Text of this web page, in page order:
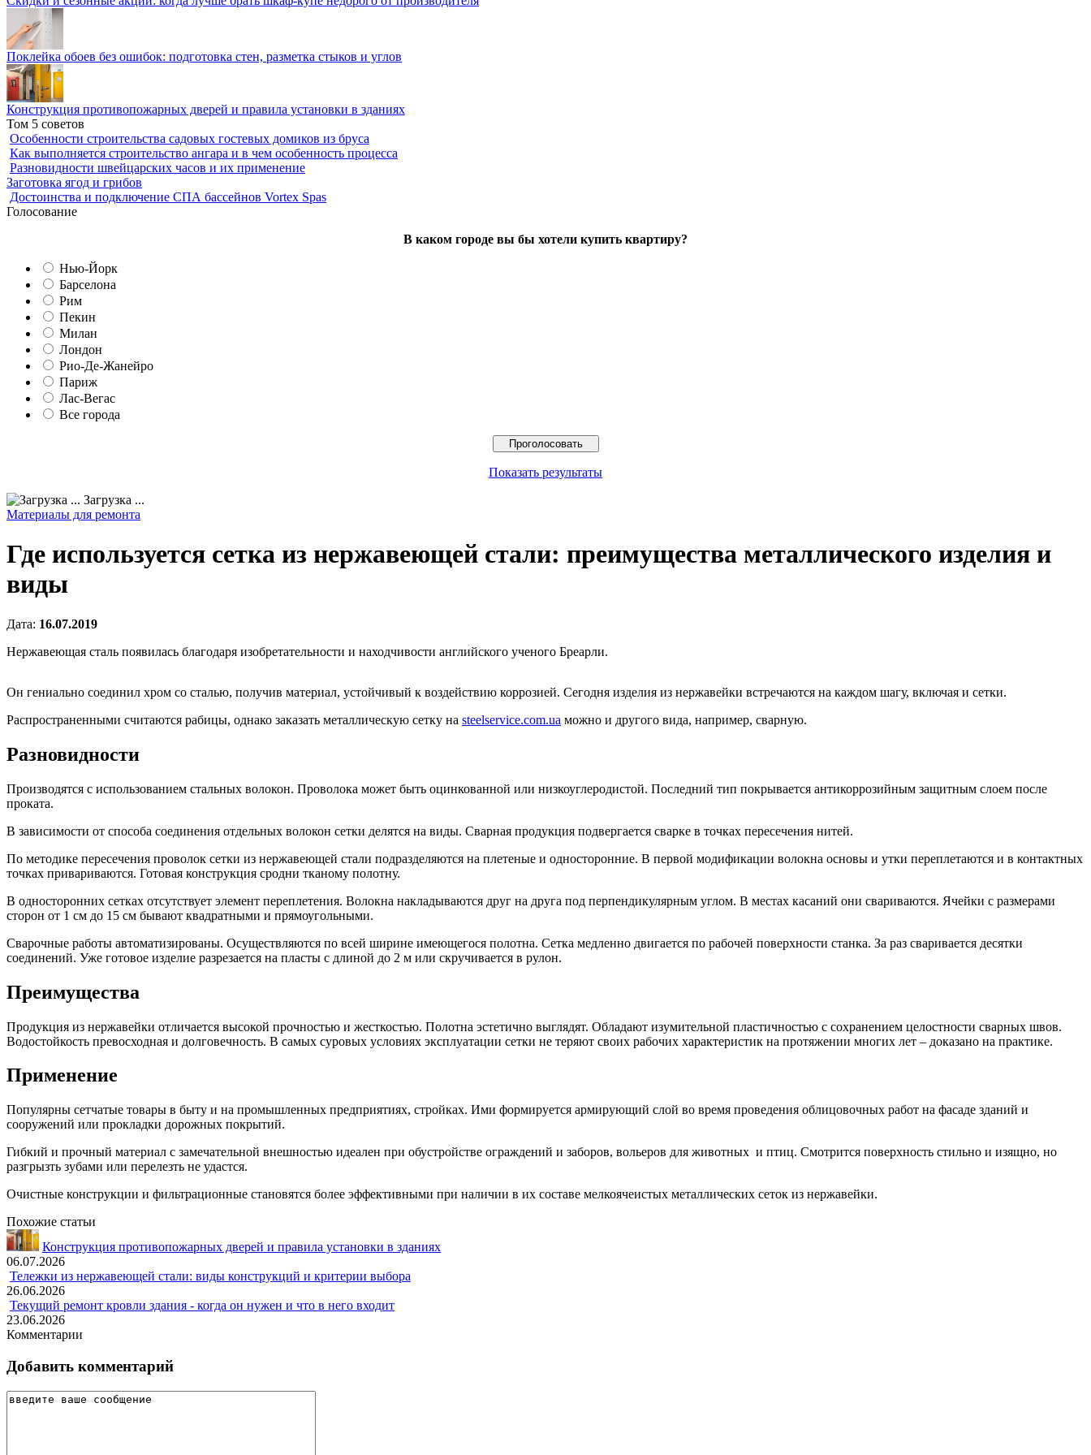
Поклейка обоев без ошибок: подготовка стен, разметка стыков и углов
Конструкция противопожарных дверей и правила установки в зданиях
Том 5 советов
Особенности строительства садовых гостевых домиков из бруса
Как выполняется строительство ангара и в чем особенность процесса
Разновидности швейцарских часов и их применение
Заготовка ягод и грибов
Достоинства и подключение СПА бассейнов Vortex Spas
Голосование
В каком городе вы бы хотели купить квартиру?
Нью-Йорк
Барселона
Рим
Пекин
Милан
Лондон
Рио-Де-Жанейро
Париж
Лас-Вегас
Все города
Показать результаты
Загрузка ...
Материалы для ремонта
Где используется сетка из нержавеющей стали: преимущества металлического изделия и
виды
Дата: 16.07.2019
Нержавеющая сталь появилась благодаря изобретательности и находчивости английского ученого Бреарли.
Он гениально соединил хром со сталью, получив материал, устойчивый к воздействию коррозией. Сегодня изделия из нержавейки встречаются на каждом шагу, включая и сетки.
Распространенными считаются рабицы, однако заказать металлическую сетку на steelservice.com.ua можно и другого вида, например, сварную.
Разновидности
Производятся с использованием стальных волокон. Проволока может быть оцинкованной или низкоуглеродистой. Последний тип покрывается антикоррозийным защитным слоем после
проката.
В зависимости от способа соединения отдельных волокон сетки делятся на виды. Сварная продукция подвергается сварке в точках пересечения нитей.
По методике пересечения проволок сетки из нержавеющей стали подразделяются на плетеные и односторонние. В первой модификации волокна основы и утки переплетаются и в контактных
точках привариваются. Готовая конструкция сродни тканому полотну.
В односторонних сетках отсутствует элемент переплетения. Волокна накладываются друг на друга под перпендикулярным углом. В местах касаний они свариваются. Ячейки с размерами
сторон от 1 см до 15 см бывают квадратными и прямоугольными.
Сварочные работы автоматизированы. Осуществляются по всей ширине имеющегося полотна. Сетка медленно двигается по рабочей поверхности станка. За раз сваривается десятки
соединений. Уже готовое изделие разрезается на пласты с длиной до 2 м или скручивается в рулон.
Преимущества
Продукция из нержавейки отличается высокой прочностью и жесткостью. Полотна эстетично выглядят. Обладают изумительной пластичностью с сохранением целостности сварных швов.
Водостойкость превосходная и долговечность. В самых суровых условиях эксплуатации сетки не теряют своих рабочих характеристик на протяжении многих лет – доказано на практике.
Применение
Популярны сетчатые товары в быту и на промышленных предприятиях, стройках. Ими формируется армирующий слой во время проведения облицовочных работ на фасаде зданий и
сооружений или прокладки дорожных покрытий.
Гибкий и прочный материал с замечательной внешностью идеален при обустройстве ограждений и заборов, вольеров для животных и птиц. Смотрится поверхность стильно и изящно, но
разгрызть зубами или перелезть не удастся.
Очистные конструкции и фильтрационные становятся более эффективными при наличии в их составе мелкоячеистых металлических сеток из нержавейки.
Похожие статьи
Конструкция противопожарных дверей и правила установки в зданиях
06.07.2026
Тележки из нержавеющей стали: виды конструкций и критерии выбора
26.06.2026
Текущий ремонт кровли здания - когда он нужен и что в него входит
23.06.2026
Комментарии
Добавить комментарий